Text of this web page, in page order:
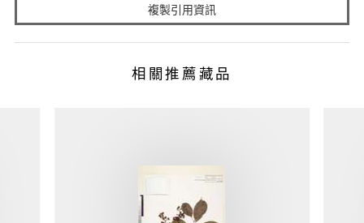
複製引用資訊
相關推薦藏品